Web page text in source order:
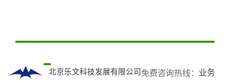
北京乐文科技发展有限公司 免费咨询热线：​ 业务